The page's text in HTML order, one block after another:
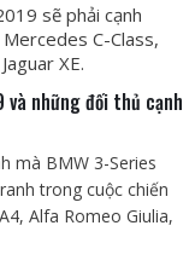
sẽ phải cạnh
C-Class,
XE.
và những đối thủ cạnh
mà BMW 3-Series
trong cuộc chiến
Alfa Romeo Giulia,